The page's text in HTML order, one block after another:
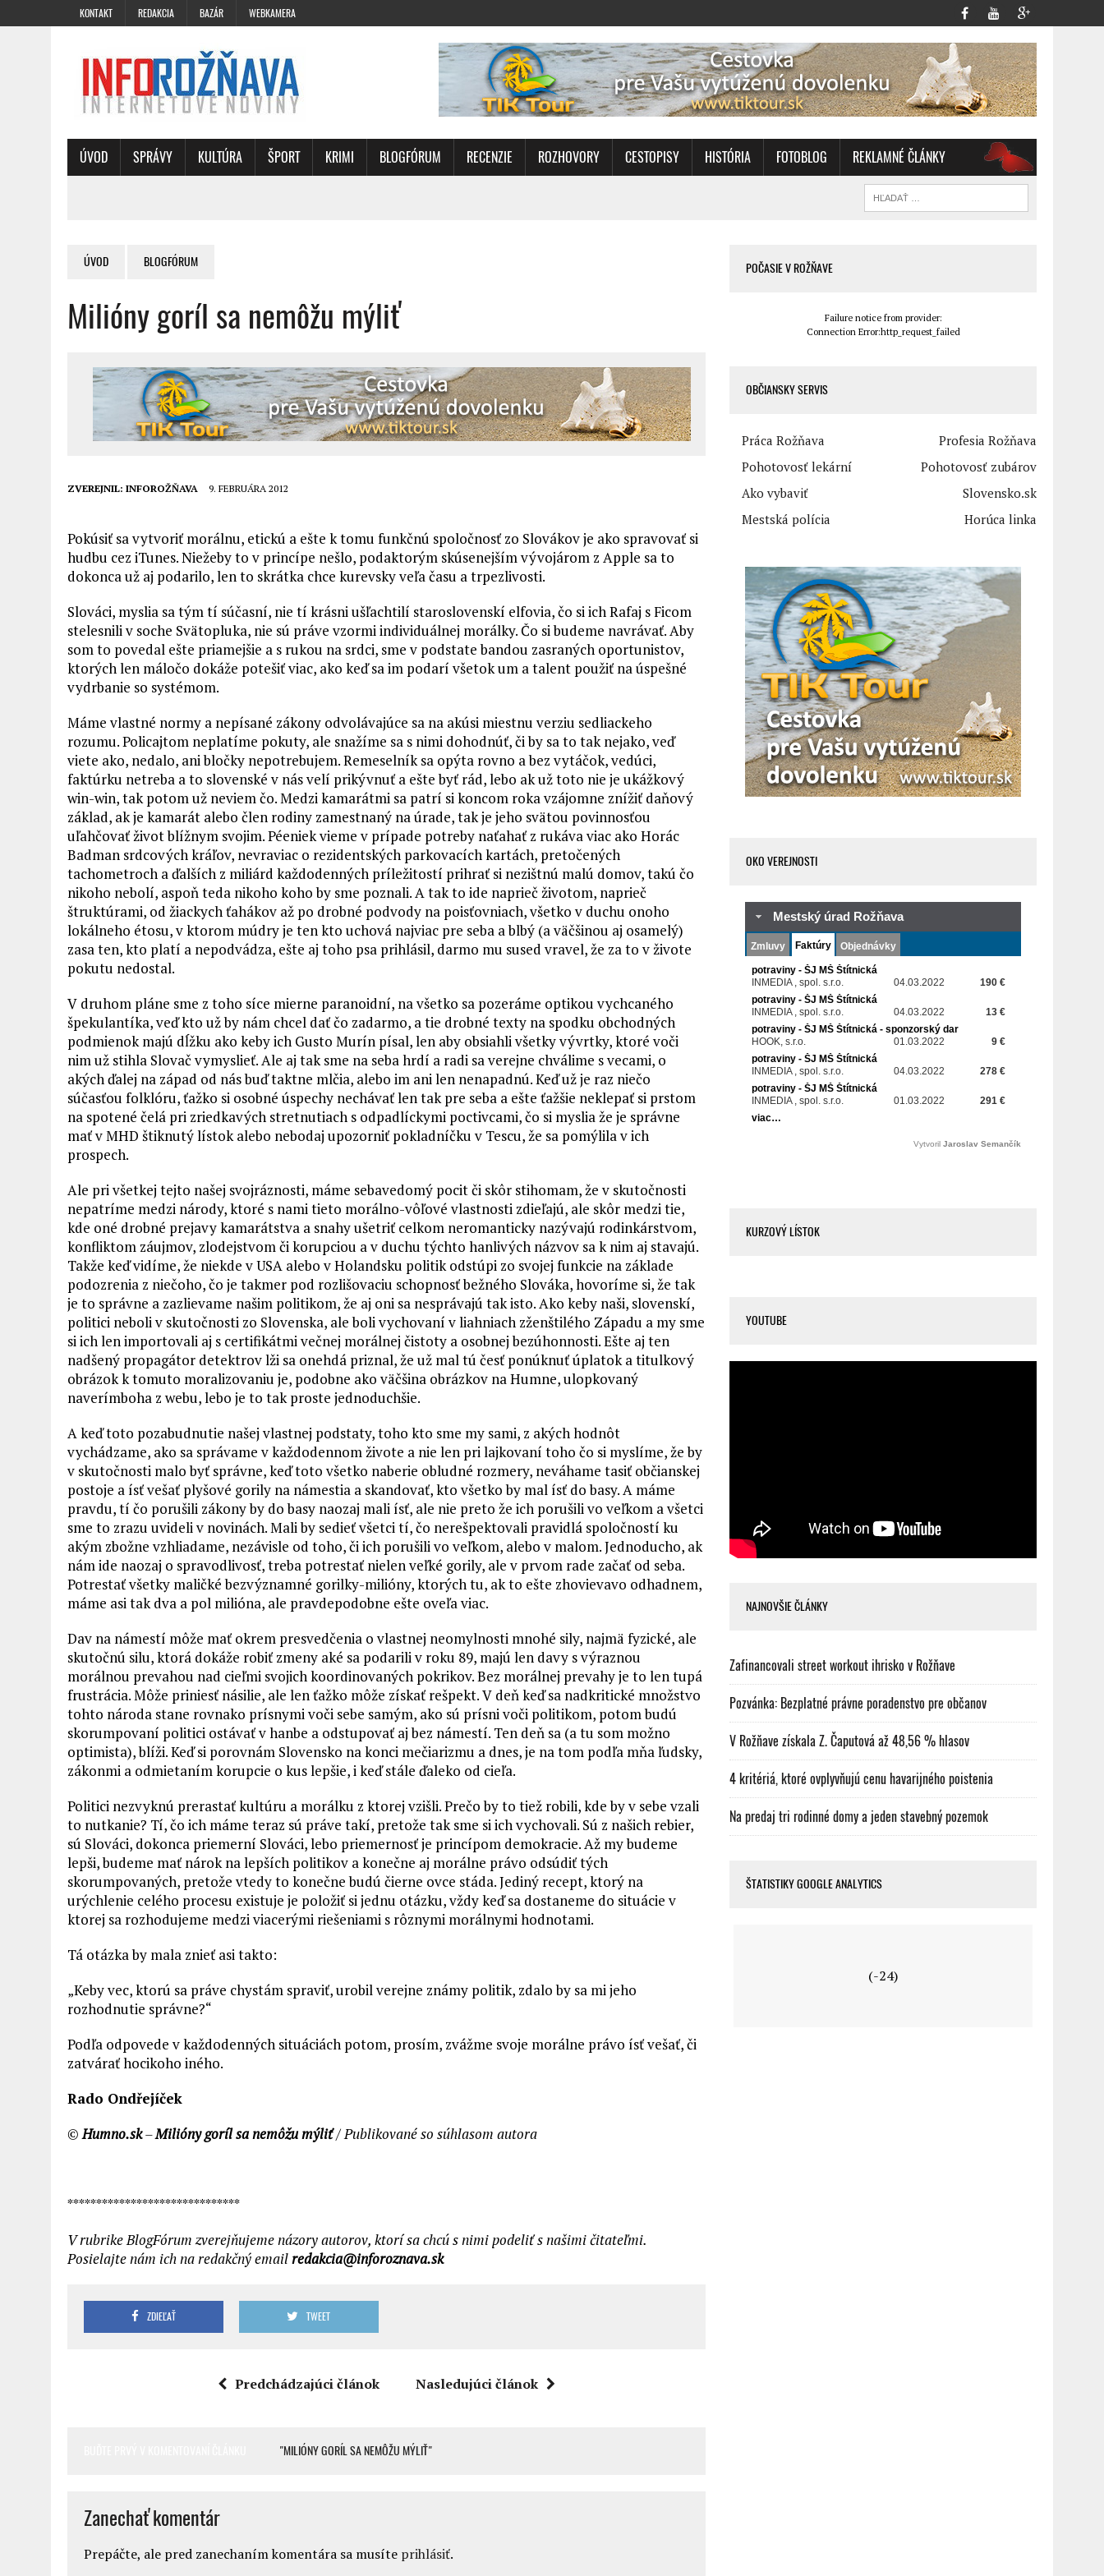
KONTAKT REDAKCIA BAZÁR WEBKAMERA
ÚVOD SPRÁVY KULTÚRA ŠPORT KRIMI BLOGFÓRUM RECENZIE ROZHOVORY CESTOPISY HISTÓRIA FOTOBLOG REKLAMNÉ ČLÁNKY OZ
ÚVOD BLOGFÓRUM
Milióny goríl sa nemôžu mýliť
ZVEREJNIL: INFOROŽŇAVA 9. FEBRUÁRA 2012
Pokúsiť sa vytvoriť morálnu, etickú a ešte k tomu funkčnú spoločnosť zo Slovákov je ako spravovať si
hudbu cez iTunes. Niežeby to v princípe nešlo, podaktorým skúsenejším vývojárom z Apple sa to
dokonca už aj podarilo, len to skrátka chce kurevsky veľa času a trpezlivosti.
Slováci, myslia sa tým tí súčasní, nie tí krásni ušľachtilí staroslovenskí elfovia, čo si ich Rafaj s Ficom
stelesnili v soche Svätopluka, nie sú práve vzormi individuálnej morálky. Čo si budeme navrávať. Aby
som to povedal ešte priamejšie a s rukou na srdci, sme v podstate bandou zasraných oportunistov,
ktorých len máločo dokáže potešiť viac, ako keď sa im podarí všetok um a talent použiť na úspešné
vydrbanie so systémom.
Máme vlastné normy a nepísané zákony odvolávajúce sa na akúsi miestnu verziu sedliackeho
rozumu. Policajtom neplatíme pokuty, ale snažíme sa s nimi dohodnúť, či by sa to tak nejako, veď
viete ako, nedalo, ani bločky nepotrebujem. Remeselník sa opýta rovno a bez vytáčok, vedúci,
faktúrku netreba a to slovenské v nás velí prikývnuť a ešte byť rád, lebo ak už toto nie je ukážkový
win-win, tak potom už neviem čo. Medzi kamarátmi sa patrí si koncom roka vzájomne znížiť daňový
základ, ak je kamarát alebo člen rodiny zamestnaný na úrade, tak je jeho svätou povinnosťou
uľahčovať život blížnym svojim. Péeniek vieme v prípade potreby naťahať z rukáva viac ako Horác
Badman srdcových kráľov, nevraviac o rezidentských parkovacích kartách, pretočených
tachometroch a ďalších z miliárd každodenných príležitostí prihrať si nezištnú malú domov, takú čo
nikoho nebolí, aspoň teda nikoho koho by sme poznali. A tak to ide naprieč životom, naprieč
štruktúrami, od žiackych ťahákov až po drobné podvody na poisťovniach, všetko v duchu onoho
lokálneho étosu, v ktorom múdry je ten kto uchová najviac pre seba a blbý (a väčšinou aj osamelý)
zasa ten, kto platí a nepodvádza, ešte aj toho psa prihlásil, darmo mu sused vravel, že za to v živote
pokutu nedostal.
V druhom pláne sme z toho síce mierne paranoidní, na všetko sa pozeráme optikou vychcaného
špekulantíka, veď kto už by nám chcel dať čo zadarmo, a tie drobné texty na spodku obchodných
podmienok majú dĺžku ako keby ich Gusto Murín písal, len aby obsiahli všetky vývrtky, ktoré voči
nim už stihla Slovač vymyslieť. Ale aj tak sme na seba hrdí a radi sa verejne chválime s vecami, o
akých ďalej na západ od nás buď taktne mlčia, alebo im ani len nenapadnú. Keď už je raz niečo
súčasťou folklóru, ťažko si osobné úspechy nechávať len tak pre seba a ešte ťažšie neklepať si prstom
na spotené čelá pri zriedkavých stretnutiach s odpadlíckymi poctivcami, čo si myslia že je správne
mať v MHD štiknutý lístok alebo nebodaj upozorniť pokladníčku v Tescu, že sa pomýlila v ich
prospech.
Ale pri všetkej tejto našej svojráznosti, máme sebavedomý pocit či skôr stihomam, že v skutočnosti
nepatríme medzi národy, ktoré s nami tieto morálno-vôľové vlastnosti zdieľajú, ale skôr medzi tie,
kde oné drobné prejavy kamarátstva a snahy ušetriť celkom neromanticky nazývajú rodinkárstvom,
konfliktom záujmov, zlodejstvom či korupciou a v duchu týchto hanlivých názvov sa k nim aj stavajú.
Takže keď vidíme, že niekde v USA alebo v Holandsku politik odstúpi zo svojej funkcie na základe
podozrenia z niečoho, čo je takmer pod rozlišovaciu schopnosť bežného Slováka, hovoríme si, že tak
je to správne a zazlievame našim politikom, že aj oni sa nesprávajú tak isto. Ako keby naši, slovenskí,
politici neboli v skutočnosti zo Slovenska, ale boli vychovaní v liahniach zženštilého Západu a my sme
si ich len importovali aj s certifikátmi večnej morálnej čistoty a osobnej bezúhonnosti. Ešte aj ten
nadšený propagátor detektrov lži sa onehdá priznal, že už mal tú česť ponúknuť úplatok a titulkový
obrázok k tomuto moralizovaniu je, podobne ako väčšina obrázkov na Humne, ulopkovaný
naverímboha z webu, lebo je to tak proste jednoduchšie.
A keď toto pozabudnutie našej vlastnej podstaty, toho kto sme my sami, z akých hodnôt
vychádzame, ako sa správame v každodennom živote a nie len pri lajkovaní toho čo si myslíme, že by
v skutočnosti malo byť správne, keď toto všetko naberie obludné rozmery, neváhame tasiť občianskej
postoje a ísť vešať plyšové gorily na námestia a skandovať, kto všetko by mal ísť do basy. A máme
pravdu, tí čo porušili zákony by do basy naozaj mali ísť, ale nie preto že ich porušili vo veľkom a všetci
sme to zrazu uvideli v novinách. Mali by sedieť všetci tí, čo nerešpektovali pravidlá spoločností ku
akým zbožne vzhliadame, nezávisle od toho, či ich porušili vo veľkom, alebo v malom. Jednoducho, ak
nám ide naozaj o spravodlivosť, treba potrestať nielen veľké gorily, ale v prvom rade začať od seba.
Potrestať všetky maličké bezvýznamné gorilky-milióny, ktorých tu, ak to ešte zhovievavo odhadnem,
máme asi tak dva a pol milióna, ale pravdepodobne ešte oveľa viac.
Dav na námestí môže mať okrem presvedčenia o vlastnej neomylnosti mnohé sily, najmä fyzické, ale
skutočnú silu, ktorá dokáže robiť zmeny aké sa podarili v roku 89, majú len davy s výraznou
morálnou prevahou nad cieľmi svojich koordinovaných pokrikov. Bez morálnej prevahy je to len tupá
frustrácia. Môže priniesť násilie, ale len ťažko môže získať rešpekt. V deň keď sa nadkritické množstvo
tohto národa stane rovnako prísnymi voči sebe samým, ako sú prísni voči politikom, potom budú
skorumpovaní politici ostávať v hanbe a odstupovať aj bez námestí. Ten deň sa (a tu som možno
optimista), blíži. Keď si porovnám Slovensko na konci mečiarizmu a dnes, je na tom podľa mňa ľudsky,
zákonmi a odmietaním korupcie o kus lepšie, i keď stále ďaleko od cieľa.
Politici nezvyknú prerastať kultúru a morálku z ktorej vzišli. Prečo by to tiež robili, kde by v sebe vzali
to nutkanie? Tí, čo ich máme teraz sú práve takí, pretože tak sme si ich vychovali. Sú z našich rebier,
sú Slováci, dokonca priemerní Slováci, lebo priemernosť je princípom demokracie. Až my budeme
lepši, budeme mať nárok na lepších politikov a konečne aj morálne právo odsúdiť tých
skorumpovaných, pretože vtedy to konečne budú čierne ovce stáda. Jediný recept, ktorý na
urýchlenie celého procesu existuje je položiť si jednu otázku, vždy keď sa dostaneme do situácie v
ktorej sa rozhodujeme medzi viacerými riešeniami s rôznymi morálnymi hodnotami.
Tá otázka by mala znieť asi takto:
„Keby vec, ktorú sa práve chystám spraviť, urobil verejne známy politik, zdalo by sa mi jeho
rozhodnutie správne?“
Podľa odpovede v každodenných situáciách potom, prosím, zvážme svoje morálne právo ísť vešať, či
zatvárať hocikoho iného.
Rado Ondřejíček
©Humno.sk–Milióny goríl sa nemôžu mýliť/ Publikované so súhlasom autora
******************************
V rubrike BlogFórum zverejňujeme názory autorov, ktorí sa chcú s nimi podeliť s našimi čitateľmi.
Posielajte nám ich na redakčný emailredakcia@inforoznava.sk
ZDIEĽAŤ TWEET
Predchádzajúci článok Nasledujúci článok
"MILIÓNY GORÍL SA NEMÔŽU MÝLIŤ"
Zanechať komentár
Prepáčte, ale pred zanechaním komentára sa musíte prihlásiť.
POČASIE V ROŽŇAVE
Failure notice from provider:
Connection Error:http_request_failed
OBČIANSKY SERVIS
Práca Rožňava
Profesia Rožňava
Pohotovosť lekární
Pohotovosť zubárov
Ako vybaviť
Slovensko.sk
Mestská polícia
Horúca linka
OKO VEREJNOSTI
KURZOVÝ LÍSTOK
YOUTUBE
NAJNOVŠIE ČLÁNKY
Zafinancovali street workout ihrisko v Rožňave
Pozvánka: Bezplatné právne poradenstvo pre občanov
V Rožňave získala Z. Čaputová až 48,56 % hlasov
4 kritériá, ktoré ovplyvňujú cenu havarijného poistenia
Na predaj tri rodinné domy a jeden stavebný pozemok
ŠTATISTIKY GOOGLE ANALYTICS
(-24)